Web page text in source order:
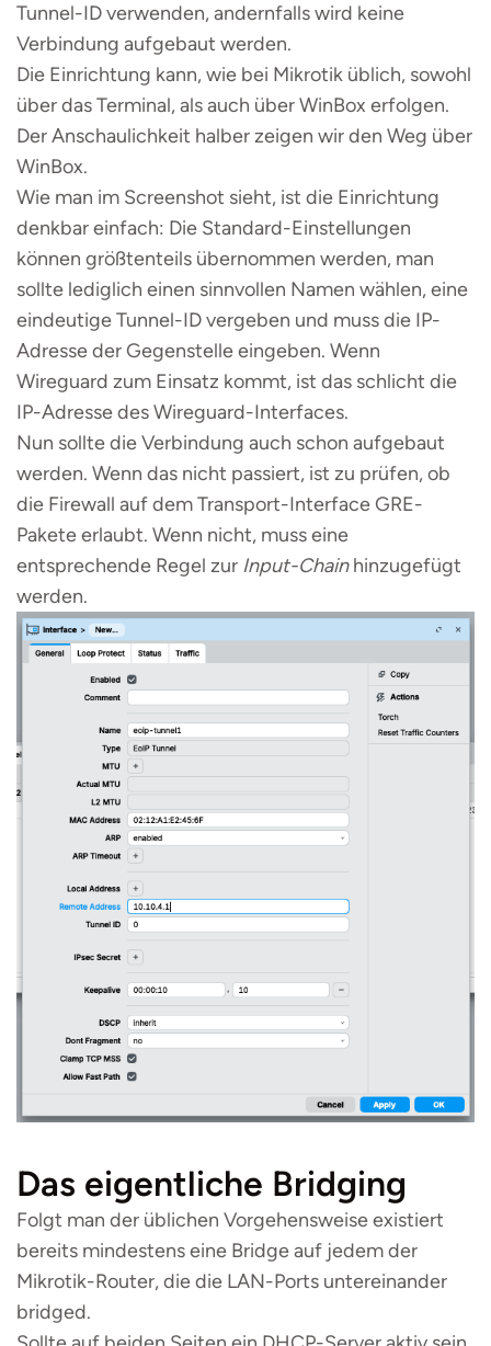
Tunnel-ID verwenden, andernfalls wird keine
Verbindung aufgebaut werden.
Die Einrichtung kann, wie bei Mikrotik üblich, sowohl
über das Terminal, als auch über WinBox erfolgen.
Der Anschaulichkeit halber zeigen wir den Weg über
WinBox.
Wie man im Screenshot sieht, ist die Einrichtung
denkbar einfach: Die Standard-Einstellungen
können größtenteils übernommen werden, man
sollte lediglich einen sinnvollen Namen wählen, eine
eindeutige Tunnel-ID vergeben und muss die IP-
Adresse der Gegenstelle eingeben. Wenn
Wireguard zum Einsatz kommt, ist das schlicht die
IP-Adresse des Wireguard-Interfaces.
Nun sollte die Verbindung auch schon aufgebaut
werden. Wenn das nicht passiert, ist zu prüfen, ob
die Firewall auf dem Transport-Interface GRE-
Pakete erlaubt. Wenn nicht, muss eine
entsprechende Regel zur Input-Chainhinzugefügt
werden.
Das eigentliche Bridging
Folgt man der üblichen Vorgehensweise existiert
bereits mindestens eine Bridge auf jedem der
Mikrotik-Router, die die LAN-Ports untereinander
bridged.